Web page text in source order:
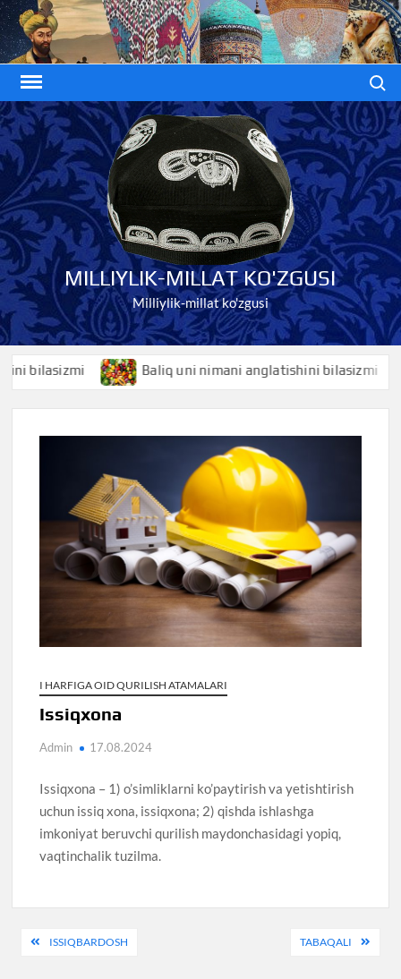
Skip
to
content
MILLIYLIK-MILLAT KO'ZGUSI
Milliylik-millat ko'zgusi
Baliq uni nimani anglatishini bilasizmi
I HARFIGA OID QURILISH ATAMALARI
Issiqxona
Admin 17.08.2024
Issiqxona – 1) o’simliklarni ko’paytirish va yetishtirish
uchun issiq xona, issiqxona; 2) qishda ishlashga
imkoniyat beruvchi qurilish maydonchasidagi yopiq,
vaqtinchalik tuzilma.
PostISSIQBARDOSH TABAQALI